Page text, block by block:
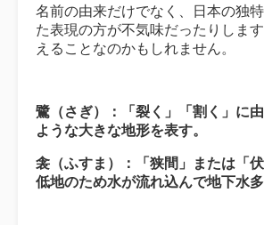
名前の由来だけでなく、日本の独
た表現の方が不気味だったりしま
えることなのかもしれません。
鷺（さぎ）：「裂く」「割く」に
ような大きな地形を表す。
衾（ふすま）：「狭間」または「
低地のため水が流れ込んで地下水